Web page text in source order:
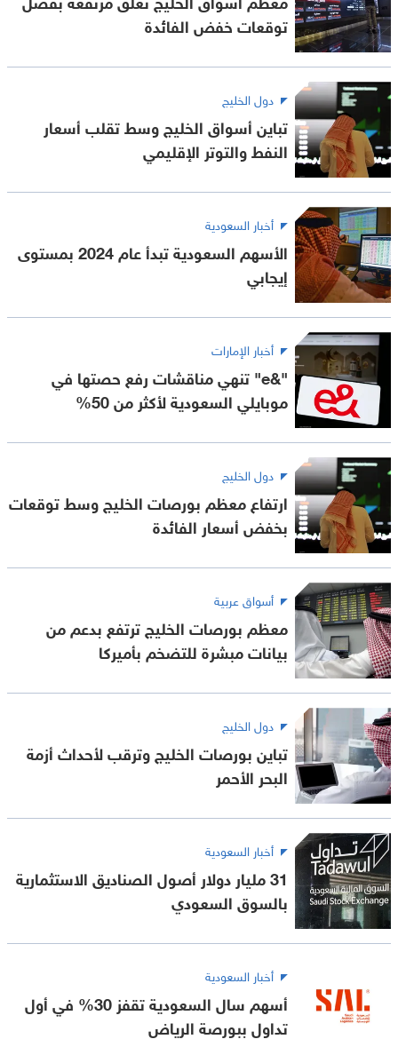
توقعات خفض الفائدة
دول الخليج
تباين أسواق الخليج وسط تقلب أسعار
النفط والتوتر الإقليمي
أخبار السعودية
الأسهم السعودية تبدأ عام 2024 بمستوى
إيجابي
أخبار الإمارات
"&e" تنهي مناقشات رفع حصتها في
موبايلي السعودية لأكثر من 50%
دول الخليج
ارتفاع معظم بورصات الخليج وسط توقعات
بخفض أسعار الفائدة
أسواق عربية
معظم بورصات الخليج ترتفع بدعم من
بيانات مبشرة للتضخم بأميركا
دول الخليج
تباين بورصات الخليج وترقب لأحداث أزمة
البحر الأحمر
أخبار السعودية
31 مليار دولار أصول الصناديق الاستثمارية
بالسوق السعودي
أخبار السعودية
أسهم سال السعودية تقفز 30% في أول
تداول ببورصة الرياض